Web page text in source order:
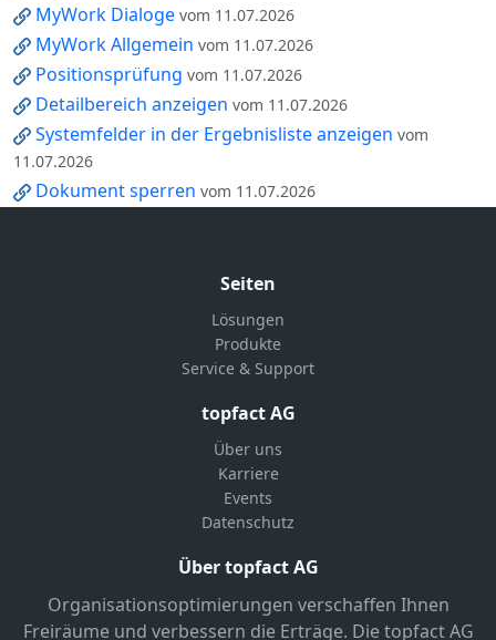
MyWork Dialoge vom 11.07.2026
MyWork Allgemein vom 11.07.2026
Positionsprüfung vom 11.07.2026
Detailbereich anzeigen vom 11.07.2026
Systemfelder in der Ergebnisliste anzeigen vom
11.07.2026
Dokument sperren vom 11.07.2026
Seiten
Lösungen
Produkte
Service & Support
topfact AG
Über uns
Karriere
Events
Datenschutz
Über topfact AG
Organisationsoptimierungen verschaffen Ihnen
Freiräume und verbessern die Erträge. Die topfact AG